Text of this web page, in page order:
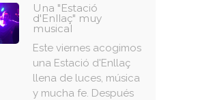
Una "Estació
d'Enllaç" muy
musical
Este viernes acogimos
una Estació d'Enllaç
llena de luces, música
y mucha fe. Después